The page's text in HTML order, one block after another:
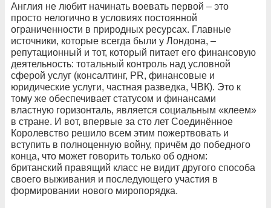
Англия не любит начинать воевать первой – это
просто нелогично в условиях постоянной
ограниченности в природных ресурсах. Главные
источники, которые всегда были у Лондона, –
репутационный и тот, который питает его финансовую
деятельность: тотальный контроль над условной
сферой услуг (консалтинг, PR, финансовые и
юридические услуги, частная разведка, ЧВК). Это к
тому же обеспечивает статусом и финансами
властную горизонталь, является социальным «клеем»
в стране. И вот, впервые за сто лет Соединённое
Королевство решило всем этим пожертвовать и
вступить в полноценную войну, причём до победного
конца, что может говорить только об одном:
британский правящий класс не видит другого способа
своего выживания и последующего участия в
формировании нового миропорядка.